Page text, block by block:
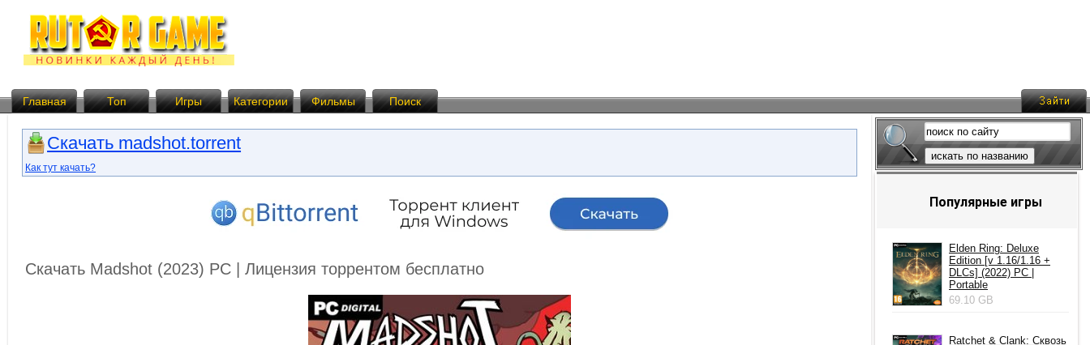
Главная Топ Игры Категории Фильмы Поиск
Скачать madshot.torrent
Как тут качать?
Скачать Madshot (2023) PC | Лицензия торрентом бесплатно
искать по названию
Популярные игры
Elden Ring: Deluxe
Edition [v 1.16/1.16 +
DLCs] (2022) PC |
Portable
69.10 GB
Ratchet & Clank: Сквозь